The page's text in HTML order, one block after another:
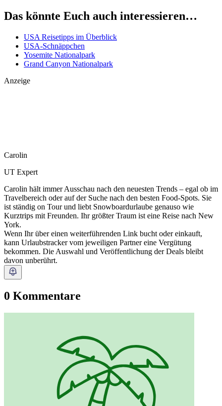
Das könnte Euch auch interessieren…
USA Reisetipps im Überblick
USA-Schnäppchen
Yosemite Nationalpark
Grand Canyon Nationalpark
Anzeige
Carolin
UT Expert
Carolin hält immer Ausschau nach den neuesten Trends – egal ob im
Travelbereich oder auf der Suche nach den besten Food-Spots. Sie
ist ständig on Tour und liebt Snowboardurlaube genauso wie
Kurztrips mit Freunden. Ihr größter Traum ist eine Reise nach New
York.
Wenn Ihr über einen weiterführenden Link bucht oder einkauft,
kann Urlaubstracker vom jeweiligen Partner eine Vergütung
bekommen. Die Auswahl und Veröffentlichung der Deals bleibt
davon unberührt.
0 Kommentare